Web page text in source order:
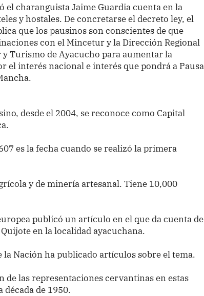
el charanguista Jaime Guardia cuenta en la
y hostales. De concretarse el decreto ley, el
que los pausinos son conscientes de que
con el Mincetur y la Dirección Regional
Turismo de Ayacucho para aumentar la
el interés nacional e interés que pondrá a Pausa
desde el 2004, se reconoce como Capital
es la fecha cuando se realizó la primera
y de minería artesanal. Tiene 10,000
publicó un artículo en el que da cuenta de
en la localidad ayacuchana.
la Nación ha publicado artículos sobre el tema.
de las representaciones cervantinas en estas
década de 1950.